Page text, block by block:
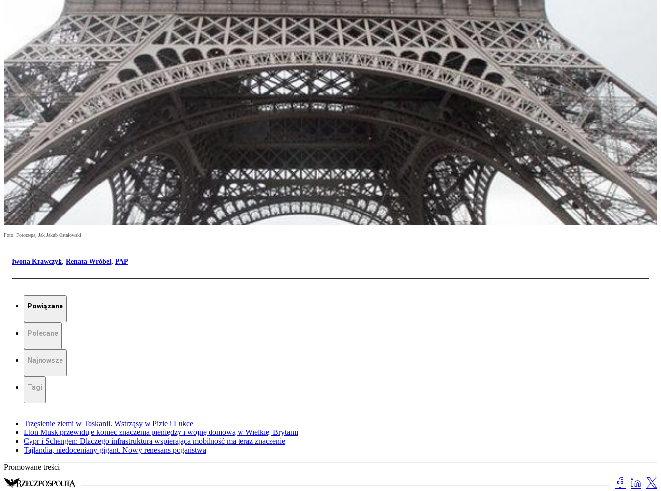
Foto: Fotorzepa, Jak Jakub Ostałowski
Iwona Krawczyk, Renata Wróbel, PAP
Powiązane
Polecane
Najnowsze
Tagi
Trzęsienie ziemi w Toskanii. Wstrząsy w Pizie i Lukce
Elon Musk przewiduje koniec znaczenia pieniędzy i wojnę domową w Wielkiej Brytanii
Cypr i Schengen: Dlaczego infrastruktura wspierająca mobilność ma teraz znaczenie
Tajlandia, niedoceniany gigant. Nowy renesans pogaństwa
Promowane treści